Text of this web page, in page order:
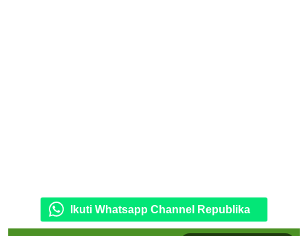
Ikuti Whatsapp Channel Republika